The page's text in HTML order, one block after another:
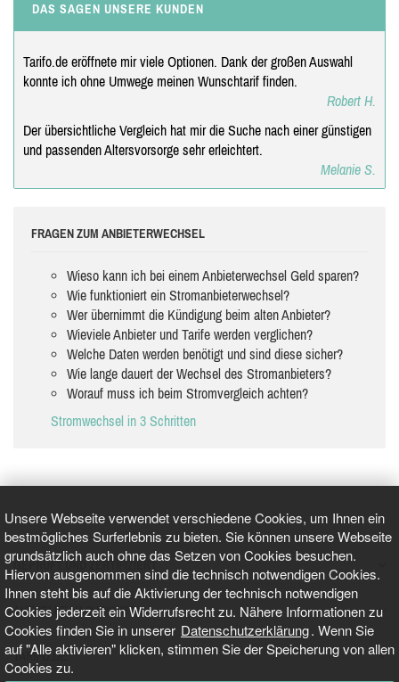
Unsere Webseite verwendet verschiedene Cookies, um Ihnen ein
bestmögliches Surferlebnis zu bieten. Sie können unsere Webseite
grundsätzlich auch ohne das Setzen von Cookies besuchen.
Hiervon ausgenommen sind die technisch notwendigen Cookies.
Ihnen steht bis auf die Aktivierung der technisch notwendigen
Cookies jederzeit ein Widerrufsrecht zu. Nähere Informationen zu
Cookies finden Sie in unserer Datenschutzerklärung. Wenn Sie
auf "Alle aktivieren" klicken, stimmen Sie der Speicherung von allen
Cookies zu.
DAS SAGEN UNSERE KUNDEN
Tarifo.de eröffnete mir viele Optionen. Dank der großen Auswahl
konnte ich ohne Umwege meinen Wunschtarif finden.
Robert H.
Der übersichtliche Vergleich hat mir die Suche nach einer günstigen
und passenden Altersvorsorge sehr erleichtert.
Melanie S.
FRAGEN ZUM ANBIETERWECHSEL
Wieso kann ich bei einem Anbieterwechsel Geld sparen?
Wie funktioniert ein Stromanbieterwechsel?
Wer übernimmt die Kündigung beim alten Anbieter?
Wieviele Anbieter und Tarife werden verglichen?
Welche Daten werden benötigt und sind diese sicher?
Wie lange dauert der Wechsel des Stromanbieters?
Worauf muss ich beim Stromvergleich achten?
Stromwechsel in 3 Schritten
GEPRÜFT UND ZERTIFIZIERT
AKTUELLE NACHRICHTEN
TARIFO.DE